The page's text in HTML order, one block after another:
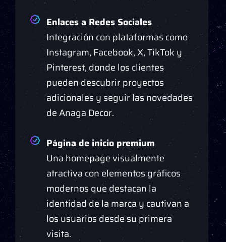
Enlaces a Redes Sociales
Integración con plataformas como
Instagram, Facebook, X, TikTok y
Pinterest, donde los clientes
pueden descubrir proyectos
adicionales y seguir las novedades
de Anaga Decor.
Página de inicio premium
Una homepage visualmente
atractiva con elementos gráficos
modernos que destacan la
identidad de la marca y cautivan a
los usuarios desde su primera
visita.